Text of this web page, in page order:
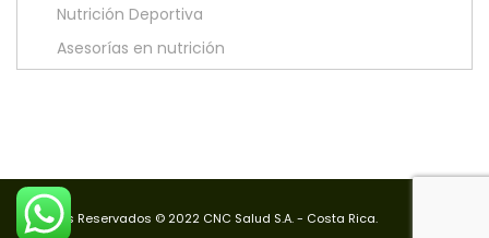
Nutrición Deportiva
Asesorías en nutrición
Derechos Reservados © 2022 CNC Salud S.A. - Costa Rica.